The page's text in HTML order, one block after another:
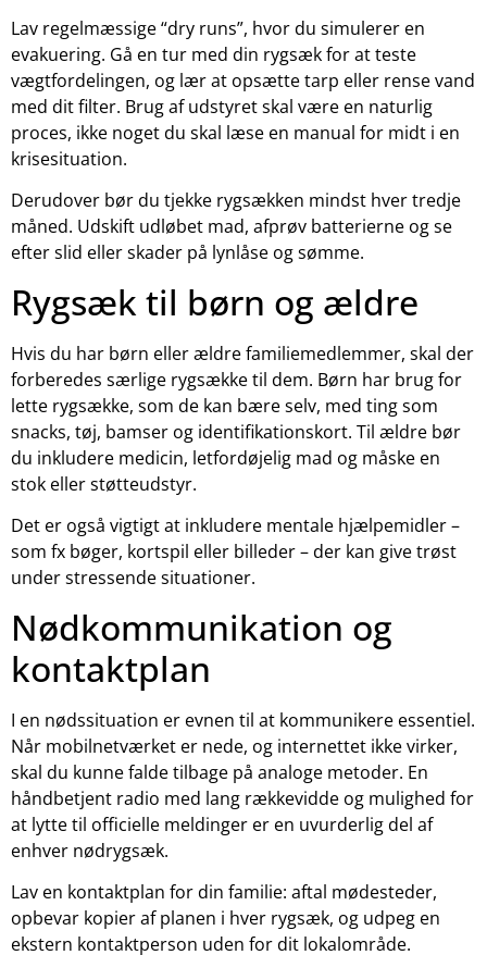
Lav regelmæssige “dry runs”, hvor du simulerer en
evakuering. Gå en tur med din rygsæk for at teste
vægtfordelingen, og lær at opsætte tarp eller rense vand
med dit filter. Brug af udstyret skal være en naturlig
proces, ikke noget du skal læse en manual for midt i en
krisesituation.
Derudover bør du tjekke rygsækken mindst hver tredje
måned. Udskift udløbet mad, afprøv batterierne og se
efter slid eller skader på lynlåse og sømme.
Rygsæk til børn og ældre
Hvis du har børn eller ældre familiemedlemmer, skal der
forberedes særlige rygsække til dem. Børn har brug for
lette rygsække, som de kan bære selv, med ting som
snacks, tøj, bamser og identifikationskort. Til ældre bør
du inkludere medicin, letfordøjelig mad og måske en
stok eller støtteudstyr.
Det er også vigtigt at inkludere mentale hjælpemidler –
som fx bøger, kortspil eller billeder – der kan give trøst
under stressende situationer.
Nødkommunikation og
kontaktplan
I en nødssituation er evnen til at kommunikere essentiel.
Når mobilnetværket er nede, og internettet ikke virker,
skal du kunne falde tilbage på analoge metoder. En
håndbetjent radio med lang rækkevidde og mulighed for
at lytte til officielle meldinger er en uvurderlig del af
enhver nødrygsæk.
Lav en kontaktplan for din familie: aftal mødesteder,
opbevar kopier af planen i hver rygsæk, og udpeg en
ekstern kontaktperson uden for dit lokalområde.